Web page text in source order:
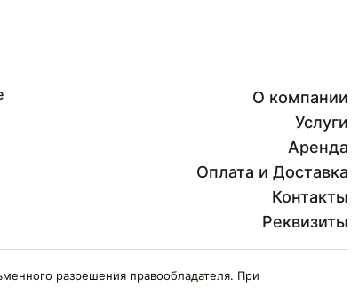
О компании
Услуги
Аренда
Оплата и Доставка
Контакты
Реквизиты
разрешения правообладателя. При